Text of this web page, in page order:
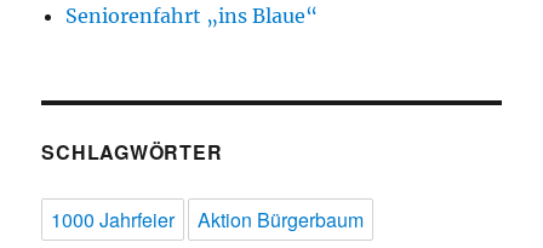
Seniorenfahrt „ins Blaue“
SCHLAGWÖRTER
1000 Jahrfeier
Aktion Bürgerbaum